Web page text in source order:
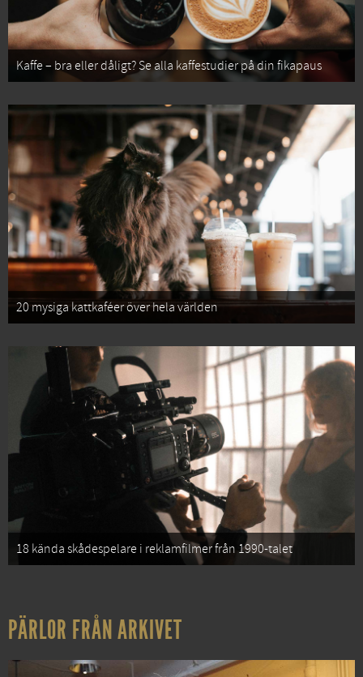
Kaffe – bra eller dåligt? Se alla kaffestudier på din fikapaus
20 mysiga kattkaféer över hela världen
18 kända skådespelare i reklamfilmer från 1990-talet
PÄRLOR FRÅN ARKIVET